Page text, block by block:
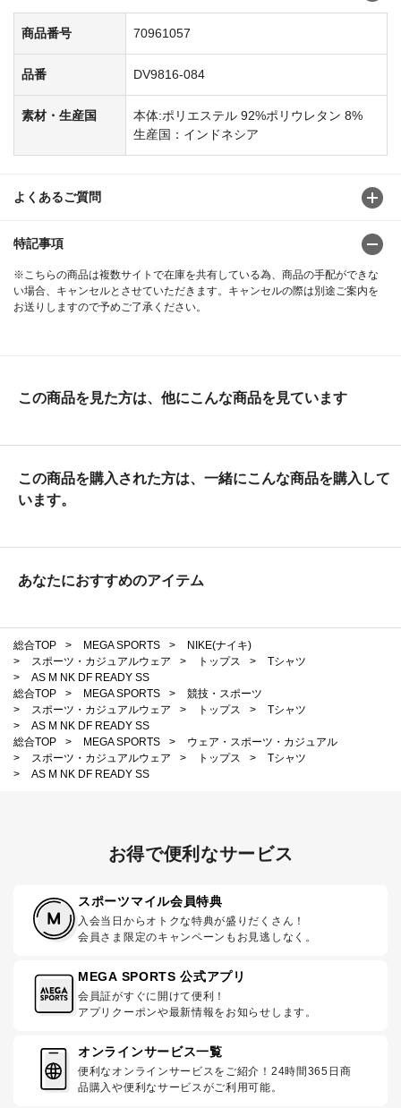
商品番号 70961057
品番 DV9816-084
素材・生産国
本体:ポリエステル 92%ポリウレタン 8%
生産国：インドネシア
よくあるご質問
特記事項
※こちらの商品は複数サイトで在庫を共有している為、商品の手配ができな
い場合、キャンセルとさせていただきます。キャンセルの際は別途ご案内を
お送りしますので予めご了承ください。
この商品を見た方は、他にこんな商品を見ています
この商品を購入された方は、一緒にこんな商品を購入して
います。
あなたにおすすめのアイテム
総合TOP > MEGA SPORTS >
NIKE(ナイキ)
>
スポーツ・カジュアルウェア > トップス >
Tシャツ
>
AS M NK DF READY SS
総合TOP
> MEGA SPORTS >
競技・スポーツ
>
スポーツ・カジュアルウェア > トップス >
Tシャツ
>
AS M NK DF READY SS
総合TOP
> MEGA SPORTS >
ウェア・スポーツ・カジュアル
>
スポーツ・カジュアルウェア > トップス >
Tシャツ
>
AS M NK DF READY SS
お得で便利なサービス
スポーツマイル会員特典
入会当日からオトクな特典が盛りだくさん！
会員さま限定のキャンペーンもお見逃しなく。
MEGA SPORTS 公式アプリ
会員証がすぐに開けて便利！
アプリクーポンや最新情報をお知らせします。
オンラインサービス一覧
便利なオンラインサービスをご紹介！24時間365日商
品購入や便利なサービスがご利用可能。